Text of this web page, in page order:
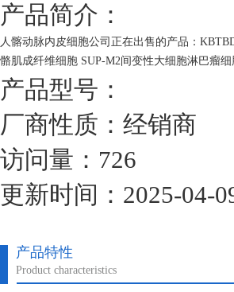
产品简介：
人髂动脉内皮细胞公司正在出售的产品：
骼肌成纤维细胞 SUP-M2间变性大细胞淋巴瘤
产品型号：
厂商性质：经销商
访问量：726
更新时间：2025-04-
产品特性
Product characteristics